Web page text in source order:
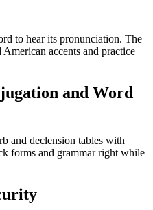
to hear its pronunciation. The
accents and practice
and Word
and declension tables with
forms and grammar right while